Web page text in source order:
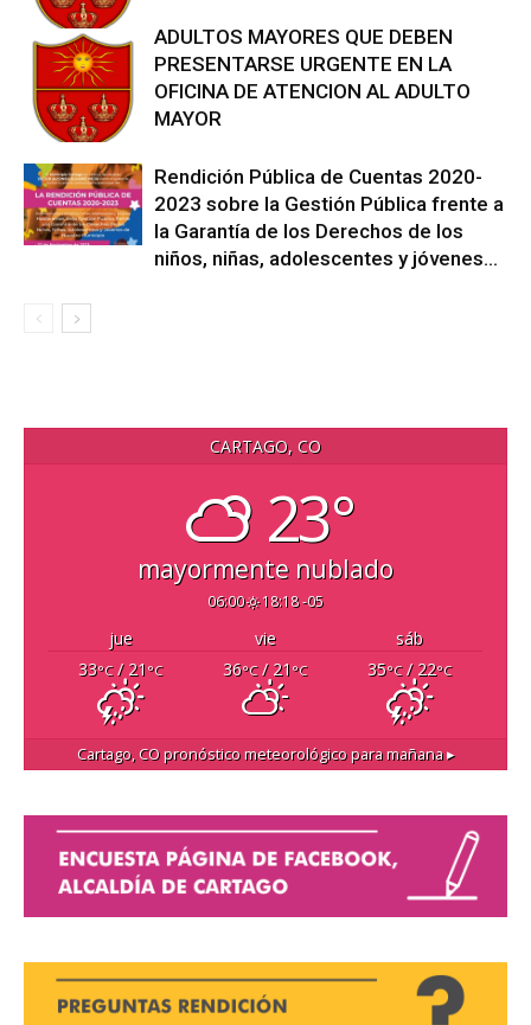
ADULTOS MAYORES QUE DEBEN
PRESENTARSE URGENTE EN LA
OFICINA DE ATENCION AL ADULTO
MAYOR
Rendición Pública de Cuentas 2020-
2023 sobre la Gestión Pública frente a
la Garantía de los Derechos de los
niños, niñas, adolescentes y jóvenes...
CARTAGO, CO
23°
mayormente nublado
06:00 18:18 -05
jue vie
sáb
33°C/ 21 °C 36°C/ 21 °C 35°C/ 22°C
Cartago, COpronóstico meteorológico para mañana ▸